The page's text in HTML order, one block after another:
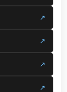
↗
↗
↗
↗